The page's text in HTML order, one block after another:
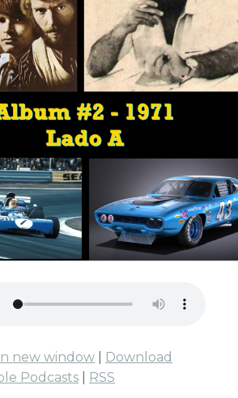
new window
Download
Podcasts RSS